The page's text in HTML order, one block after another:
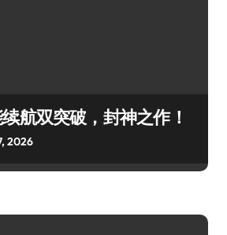
航双突破，封神之作！
2026